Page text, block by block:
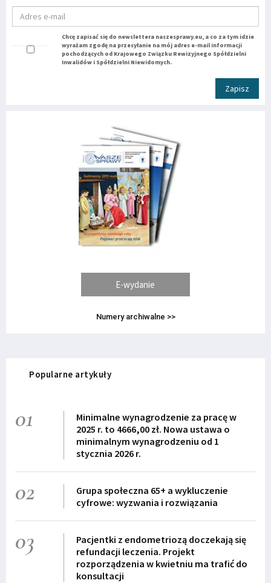
Chcę zapisać się do newslettera naszesprawy.eu, a co za tym idzie
wyrażam zgodę na przesyłanie na mój adres e-mail informacji
pochodzących od Krajowego Związku Rewizyjnego Spółdzielni
Inwalidów i Spółdzielni Niewidomych.
Zapisz
E-wydanie
Numery archiwalne >>
Popularne artykuły
01
Minimalne wynagrodzenie za pracę w
2025 r. to 4666,00 zł. Nowa ustawa o
minimalnym wynagrodzeniu od 1
stycznia 2026 r.
02
Grupa społeczna 65+ a wykluczenie
cyfrowe: wyzwania i rozwiązania
03
Pacjentki z endometriozą doczekają się
refundacji leczenia. Projekt
rozporządzenia w kwietniu ma trafić do
konsultacji